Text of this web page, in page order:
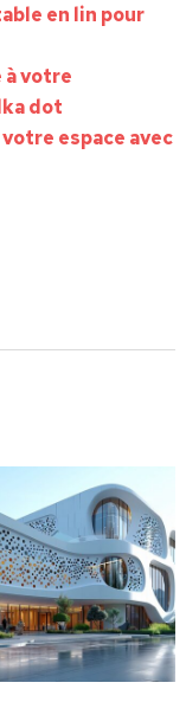
en lin pour
votre
dot
espace avec